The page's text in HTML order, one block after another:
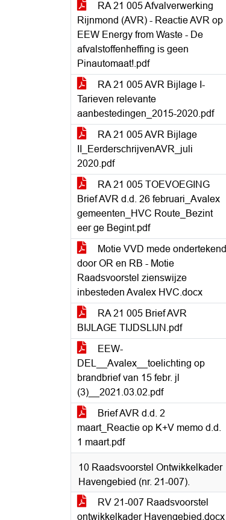
RA 21 005 Afvalverwerking
Rijnmond (AVR) - Reactie AVR op
EEW Energy from Waste - De
afvalstoffenheffing is geen
Pinautomaat!.pdf
RA 21 005 AVR Bijlage I-
Tarieven relevante
aanbestedingen_2015-2020.pdf
RA 21 005 AVR Bijlage
II_EerderschrijvenAVR_juli
2020.pdf
RA 21 005 TOEVOEGING
Brief AVR d.d. 26 februari_Avalex
gemeenten_HVC Route_Bezint
eer ge Begint.pdf
Motie VVD mede ondertekend
door OR en RB - Motie
Raadsvoorstel zienswijze
inbesteden Avalex HVC.docx
RA 21 005 Brief AVR
BIJLAGE TIJDSLIJN.pdf
EEW-
DEL__Avalex__toelichting op
brandbrief van 15 febr. jl
(3)__2021.03.02.pdf
Brief AVR d.d. 2
maart_Reactie op K+V memo d.d.
1 maart.pdf
10 Raadsvoorstel Ontwikkelkader
Havengebied (nr. 21-007).
RV 21-007 Raadsvoorstel
ontwikkelkader Havengebied.docx